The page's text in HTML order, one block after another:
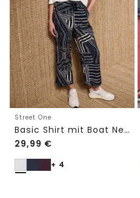
Street One
Basic Shirt mit Boat Neck und Elastikbund
29,99 €
+ 4